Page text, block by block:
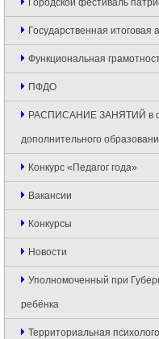
Городской фестиваль
Государственная итоговая
Функциональная
ПФДО
РАСПИСАНИЕ ЗАНЯТИЙ в
дополнительного
Конкурс «Педагог года»
Вакансии
Конкурсы
Новости
Уполномоченный при
ребёнка
Территориальная